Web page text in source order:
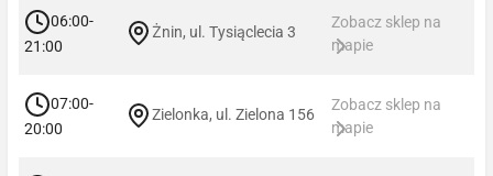
06:00-
21:00
Żnin, ul. Tysiąclecia 3
Zobacz sklep na
mapie
07:00-
20:00
Zielonka, ul. Zielona 156
Zobacz sklep na
mapie